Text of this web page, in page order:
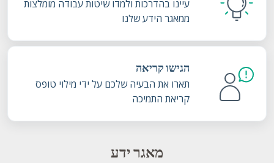
עיינו בהדרכות ולמדו שיטות עבודה מומלצות
ממאגר הידע שלנו
הגישו קריאה
תארו את הבעיה שלכם על ידי מילוי טופס
קריאת התמיכה
מאגר ידע